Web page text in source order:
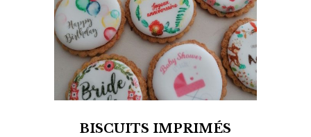
BISCUITS IMPRIMÉS